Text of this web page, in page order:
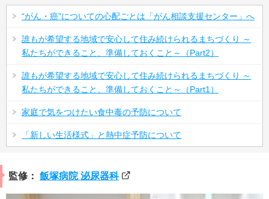
“がん・癌”についての心配ごとは「がん相談支援センター」へ
誰もが希望する地域で安心して住み続けられるまちづくり ～
私たちができること、準備しておくこと～（Part2）
誰もが希望する地域で安心して住み続けられるまちづくり ～
私たちができること、準備しておくこと～（Part1）
家庭で気をつけたい食中毒の予防について
「新しい生活様式」と熱中症予防について
監修： 飯塚病院 泌尿器科